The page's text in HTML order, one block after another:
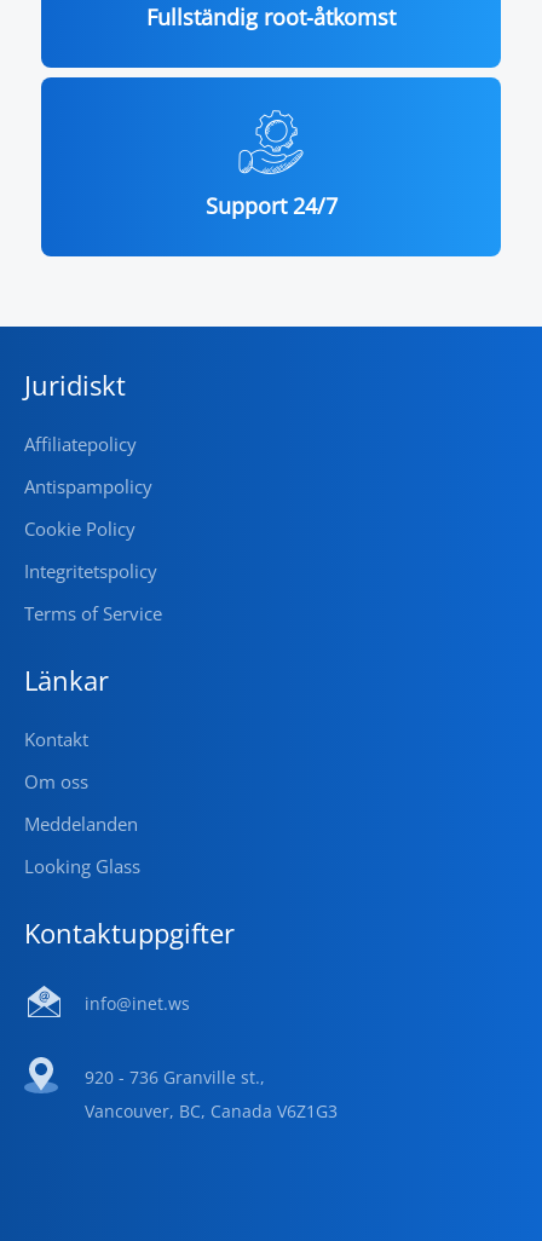
Fullständig root-åtkomst
Support 24/7
Juridiskt
Affiliatepolicy
Antispampolicy
Cookie Policy
Integritetspolicy
Terms of Service
Länkar
Kontakt
Om oss
Meddelanden
Looking Glass
Kontaktuppgifter
info@inet.ws
920 - 736 Granville st.,
Vancouver, BC, Canada V6Z1G3